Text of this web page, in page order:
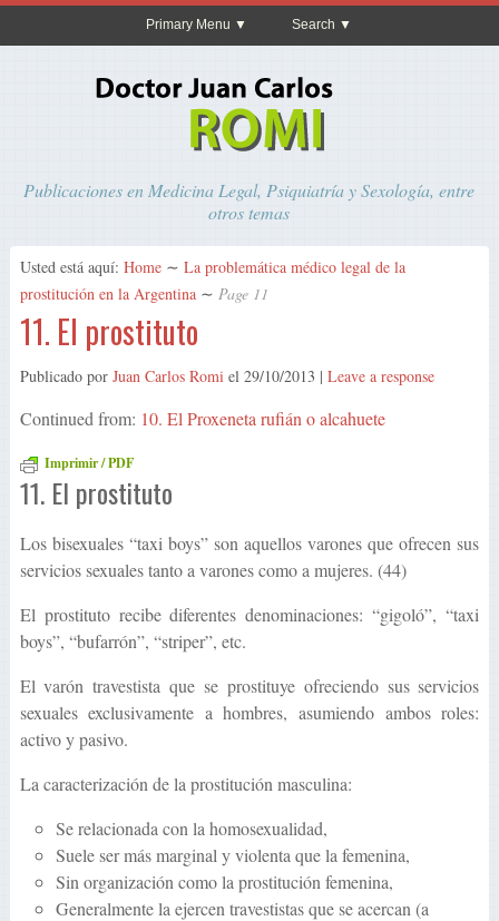
Primary Menu Search
Publicaciones en Medicina Legal, Psiquiatría y Sexología, entre
otros temas
Usted está aquí: Home ∼ La problemática médico legal de la
prostitución en la Argentina ∼ Page 11
11. El prostituto
Publicado por Juan Carlos Romiel 29/10/2013 | Leave a response
Continued from: 10. El Proxeneta rufián o alcahuete
Imprimir / PDF
11. El prostituto
Los bisexuales “taxi boys” son aquellos varones que ofrecen sus
servicios sexuales tanto a varones como a mujeres. (44)
El prostituto recibe diferentes denominaciones: “gigoló”, “taxi
boys”, “bufarrón”, “striper”, etc.
El varón travestista que se prostituye ofreciendo sus servicios
sexuales exclusivamente a hombres, asumiendo ambos roles:
activo y pasivo.
La caracterización de la prostitución masculina:
Se relacionada con la homosexualidad,
Suele ser más marginal y violenta que la femenina,
Sin organización como la prostitución femenina,
Generalmente la ejercen travestistas que se acercan (a